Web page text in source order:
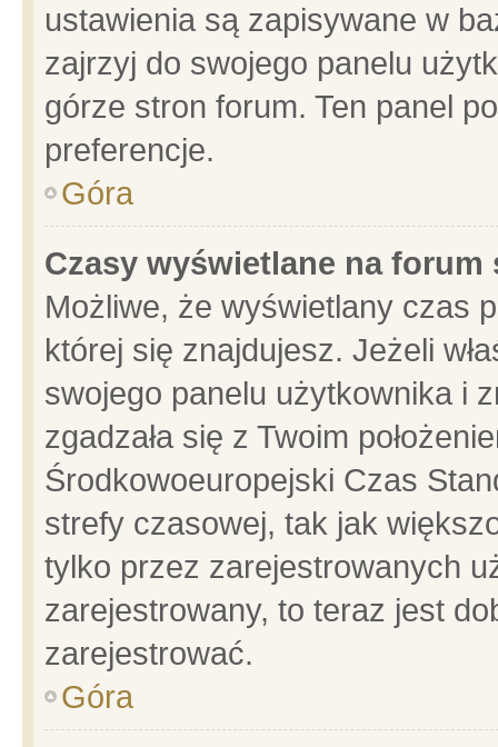
ustawienia są zapisywane w
zajrzyj do swojego panelu
górze stron forum. Ten panel
preferencje.
Góra
Czasy wyświetlane na forum
Możliwe, że wyświetlany czas
której się znajdujesz. Jeżeli
swojego panelu użytkownika i
zgadzała się z Twoim
Środkowoeuropejski Czas
strefy czasowej, tak jak
tylko przez zarejestrowanych
zarejestrowany, to teraz jest
zarejestrować.
Góra